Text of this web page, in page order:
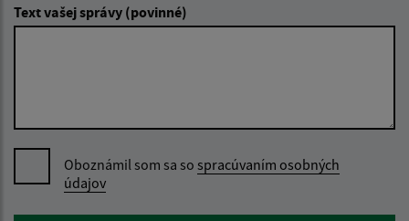
Text vašej správy (povinné)
Oboznámil som sa so spracúvaním osobných
údajov